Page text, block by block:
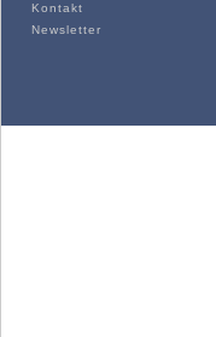
Kontakt
Newsletter